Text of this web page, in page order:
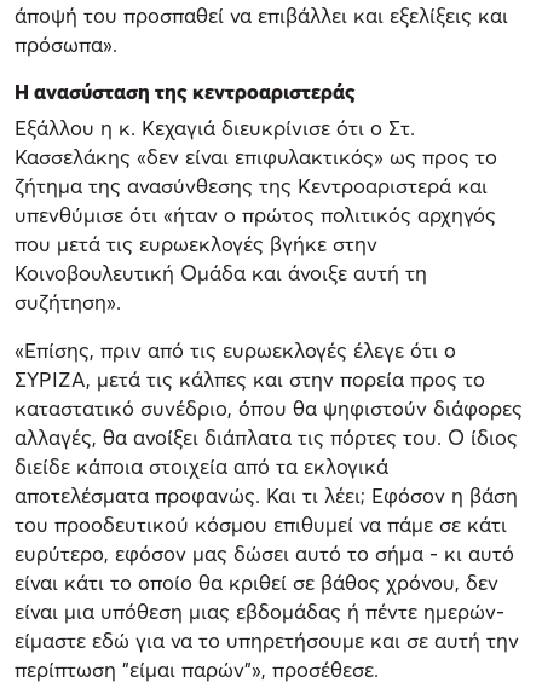
άποψή του προσπαθεί να επιβάλλει και εξελίξεις και
πρόσωπα».
Η ανασύσταση της κεντροαριστεράς
Εξάλλου η κ. Κεχαγιά διευκρίνισε ότι ο Στ.
Κασσελάκης «δεν είναι επιφυλακτικός» ως προς το
ζήτημα της ανασύνθεσης της Κεντροαριστερά και
υπενθύμισε ότι «ήταν ο πρώτος πολιτικός αρχηγός
που μετά τις ευρωεκλογές βγήκε στην
Κοινοβουλευτική Ομάδα και άνοιξε αυτή τη
συζήτηση».
«Επίσης, πριν από τις ευρωεκλογές έλεγε ότι ο
ΣΥΡΙΖΑ, μετά τις κάλπες και στην πορεία προς το
καταστατικό συνέδριο, όπου θα ψηφιστούν διάφορες
αλλαγές, θα ανοίξει διάπλατα τις πόρτες του. Ο ίδιος
διείδε κάποια στοιχεία από τα εκλογικά
αποτελέσματα προφανώς. Και τι λέει; Εφόσον η βάση
του προοδευτικού κόσμου επιθυμεί να πάμε σε κάτι
ευρύτερο, εφόσον μας δώσει αυτό το σήμα - κι αυτό
είναι κάτι το οποίο θα κριθεί σε βάθος χρόνου, δεν
είναι μια υπόθεση μιας εβδομάδας ή πέντε ημερών-
είμαστε εδώ για να το υπηρετήσουμε και σε αυτή την
περίπτωση "είμαι παρών"», προσέθεσε.